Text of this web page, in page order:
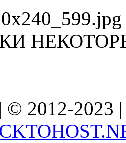
© 2012-2023